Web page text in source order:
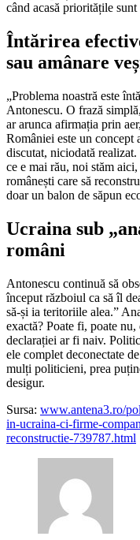
când acasă prioritățile sunt
Întărirea
sau amânare
„Problema noastră este
Antonescu. O frază
ar arunca afirmația prin
României este un
discutat, niciodată
ce e mai rău, noi stăm
românești care să
doar un balon de săpun
Ucraina sub
români
Antonescu continuă să
început războiul ca să îl
să-și ia teritoriile alea.”
exactă? Poate fi, poate
declarației ar fi naiv.
ele complet deconectate
mulți politicieni, prea
desigur.
Sursa: www.antena3.ro/
in-ucraina-ci-firme-
reconstructie-739787.html